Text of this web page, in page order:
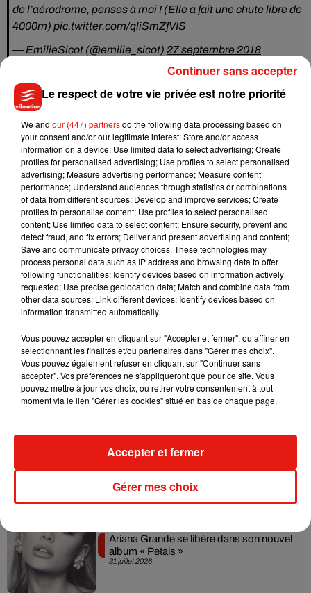
de l’aérodrome, penses à moi ! (Elle a fait une chute libre de
4000m) pic.twitter.com/qliSmZfVIS
— EmilieSicot (@emilie_sicot) 27 septembre 2018
Musique
5 août 2026
Benny Blanco invite Selena Gomez et
Becky G sur son nouveau single
4 août 2026
Tiny Desk invite Charlie Puth pour une
live session solaire
4 août 2026
Ariana Grande prendra une pause après
sa tournée mondiale
Grand Corps Malade emmène Styleto
en road-trip dans son nouveau clip
31 juillet 2026
Ariana Grande se libère dans son nouvel
album « Petals »
Le respect de votre vie privée est notre priorité
We and our (447) partnersdo the following data processing based on
your consent and/or our legitimate interest: Store and/or access
information on a device; Use limited data to select advertising; Create
profiles for personalised advertising; Use profiles to select personalised
advertising; Measure advertising performance; Measure content
performance; Understand audiences through statistics or combinations
of data from different sources; Develop and improve services; Create
profiles to personalise content; Use profiles to select personalised
content; Use limited data to select content; Ensure security, prevent and
detect fraud, and fix errors; Deliver and present advertising and content;
Save and communicate privacy choices. These technologies may
process personal data such as IP address and browsing data to offer
following functionalities: Identify devices based on information actively
requested; Use precise geolocation data; Match and combine data from
other data sources; Link different devices; Identify devices based on
information transmitted automatically.
Vous pouvez accepter en cliquant sur "Accepter et fermer", ou affiner en
sélectionnant les finalités et/ou partenaires dans "Gérer mes choix".
Vous pouvez également refuser en cliquant sur "Continuer sans
accepter". Vos préférences ne s'appliqueront que pour ce site. Vous
pouvez mettre à jour vos choix, ou retirer votre consentement à tout
moment via le lien "Gérer les cookies" situé en bas de chaque page.
Gérer mes choix
Accepter et fermer
Continuer sans accepter